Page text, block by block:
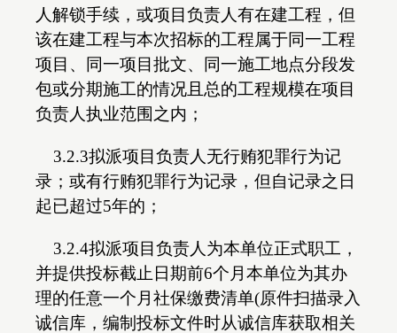
人解锁手续，或项目负责人有在建工程，但
该在建工程与本次招标的工程属于同一工程
项目、同一项目批文、同一施工地点分段发
包或分期施工的情况且总的工程规模在项目
负责人执业范围之内；
3.2.3拟派项目负责人无行贿犯罪行为记
录；或有行贿犯罪行为记录，但自记录之日
起已超过5年的；
3.2.4拟派项目负责人为本单位正式职工，
并提供投标截止日期前6个月本单位为其办
理的任意一个月社保缴费清单(原件扫描录入
诚信库，编制投标文件时从诚信库获取相关